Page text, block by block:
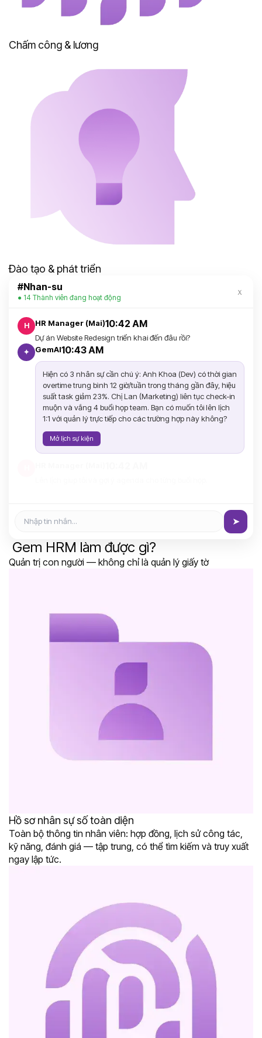
Chấm công & lương
Đào tạo & phát triển
#Nhan-su
● 14 Thành viên đang hoạt động
ｘ
H HR Manager (Mai)10:42 AM
Dự án Website Redesign triển khai đến đâu rồi?
✦ GemAI10:43 AM
Hiện có 3 nhân sự cần chú ý: Anh Khoa (Dev) có thời gian
overtime trung bình 12 giờ/tuần trong tháng gần đây, hiệu
suất task giảm 23%. Chị Lan (Marketing) liên tục check-in
muộn và vắng 4 buổi họp team. Bạn có muốn tôi lên lịch
1:1 với quản lý trực tiếp cho các trường hợp này không?
Mở lịch sự kiện
➤
Gem HRM làm được gì?
Quản trị con người — không chỉ là quản lý giấy tờ
Hồ sơ nhân sự số toàn diện
Toàn bộ thông tin nhân viên: hợp đồng, lịch sử công tác,
kỹ năng, đánh giá — tập trung, có thể tìm kiếm và truy xuất
ngay lập tức.